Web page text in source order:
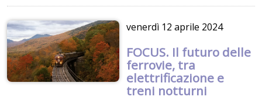
venerdì 12 aprile 2024
FOCUS. Il futuro delle
ferrovie, tra
elettrificazione e
treni notturni